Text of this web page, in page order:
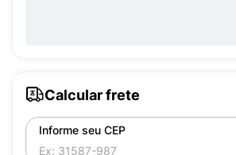
Calcular frete
Informe seu CEP